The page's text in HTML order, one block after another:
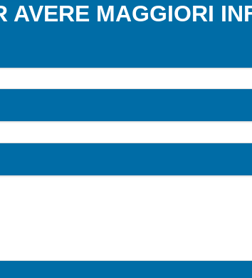
AVERE MAGGIORI